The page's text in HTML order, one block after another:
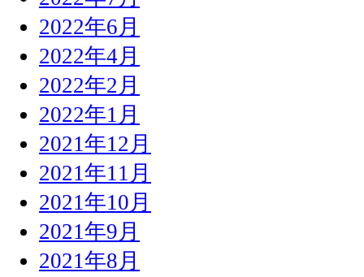
2022年6月
2022年4月
2022年2月
2022年1月
2021年12月
2021年11月
2021年10月
2021年9月
2021年8月